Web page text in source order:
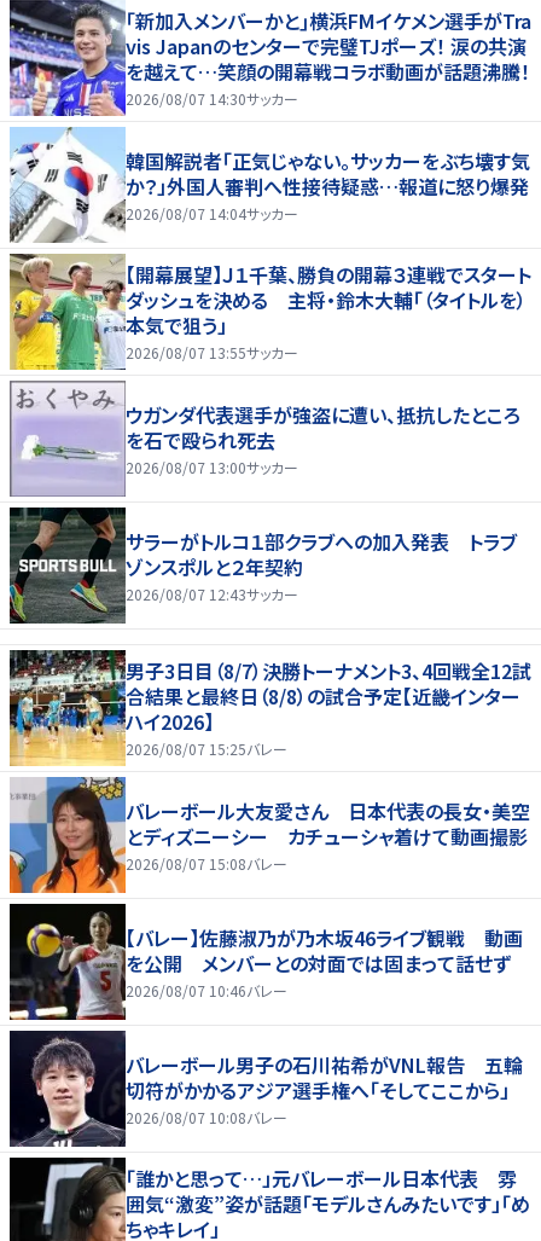
｢新加入メンバーかと｣横浜FMイケメン選手がTra
vis Japanのセンターで完璧TJポーズ！ 涙の共演
を越えて…笑顔の開幕戦コラボ動画が話題沸騰！
2026/08/07 14:30サッカー
韓国解説者「正気じゃない。サッカーをぶち壊す気
か？」外国人審判へ性接待疑惑…報道に怒り爆発
2026/08/07 14:04サッカー
【開幕展望】Ｊ１千葉、勝負の開幕３連戦でスタート
ダッシュを決める 主将・鈴木大輔「（タイトルを）
本気で狙う」
2026/08/07 13:55サッカー
ウガンダ代表選手が強盗に遭い、抵抗したところ
を石で殴られ死去
2026/08/07 13:00サッカー
サラーがトルコ１部クラブへの加入発表 トラブ
ゾンスポルと２年契約
2026/08/07 12:43サッカー
男子3日目（8/7）決勝トーナメント3、4回戦全12試
合結果と最終日（8/8）の試合予定【近畿インター
ハイ2026】
2026/08/07 15:25バレー
バレーボール大友愛さん 日本代表の長女・美空
とディズニーシー カチューシャ着けて動画撮影
2026/08/07 15:08バレー
【バレー】佐藤淑乃が乃木坂46ライブ観戦 動画
を公開 メンバーとの対面では固まって話せず
2026/08/07 10:46バレー
バレーボール男子の石川祐希がVNL報告 五輪
切符がかかるアジア選手権へ「そしてここから」
2026/08/07 10:08バレー
「誰かと思って…」元バレーボール日本代表 雰
囲気“激変”姿が話題「モデルさんみたいです」「め
ちゃキレイ」